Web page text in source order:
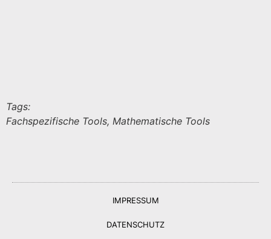
Tags:
Fachspezifische Tools, Mathematische Tools
IMPRESSUM
DATENSCHUTZ